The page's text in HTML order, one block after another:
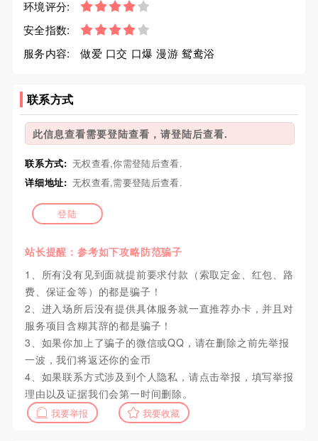
环境评分:
安全指数:
服务内容:
做爱 口交 口爆 漫游 鸳鸯浴
联系方式
此信息查看需要登陆查看，请登陆后查看.
联系方式: 无权查看,你需登陆后查看.
详细地址: 无权查看,需要登陆后查看.
登陆
站长提醒：参考如下攻略防范骗子
1、所有没有见到面就提前要求付款（索取定金、红包、路
费、保证金等）的都是骗子！
2、进入场所后没有提供具体服务就一直推荐办卡，并且对
服务项目含糊其辞的都是骗子！
3、如果你加上了骗子的微信或QQ，请在删除之前先举报
一波，我们将返还你的金币
4、如果联系方式涉及到个人隐私，请点击举报，填写举报
理由以及证据我们会第一时间删除。
我要举报 我要收藏